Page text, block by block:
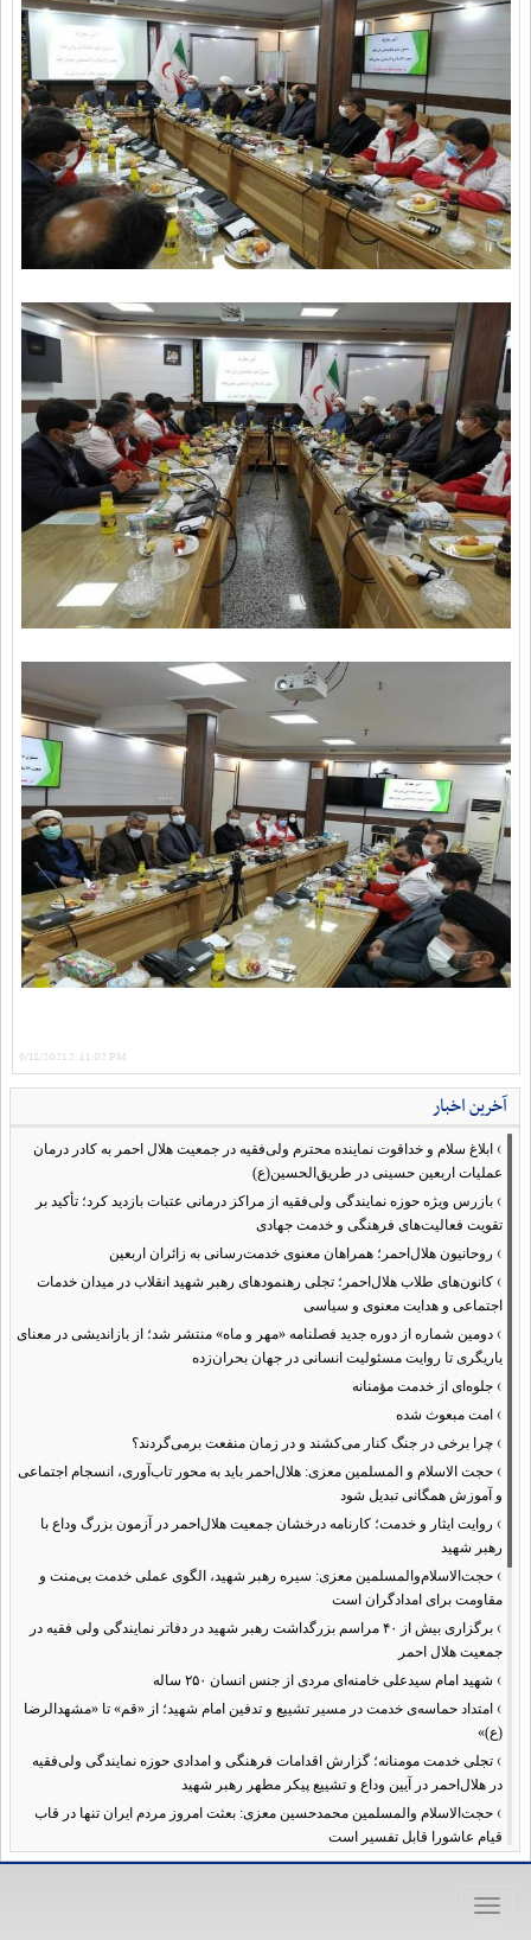
9/18/2021 2:41:02 PM
آخرین اخبار
› ابلاغ سلام و خداقوت نماینده محترم ولی‌فقیه در جمعیت هلال احمر به کادر درمان
عملیات اربعین حسینی در طریق‌الحسین(ع)
› بازرس ویژه حوزه نمایندگی ولی‌فقیه از مراکز درمانی عتبات بازدید کرد؛ تأکید بر
تقویت فعالیت‌های فرهنگی و خدمت جهادی
› روحانیون هلال‌احمر؛ همراهان معنوی خدمت‌رسانی به زائران اربعین
› کانون‌های طلاب هلال‌احمر؛ تجلی رهنمودهای رهبر شهید انقلاب در میدان خدمات
اجتماعی و هدایت معنوی و سیاسی
› دومین شماره از دوره جدید فصلنامه «مهر و ماه» منتشر شد؛ از بازاندیشی در معنای
یاریگری تا روایت مسئولیت انسانی در جهان بحران‌زده
› جلوه‌ای از خدمت مؤمنانه
› امت مبعوث شده
› چرا برخی در جنگ کنار می‌کشند و در زمان منفعت برمی‌گردند؟
› حجت الاسلام و المسلمین معزی: هلال‌احمر باید به محور تاب‌آوری، انسجام اجتماعی
و آموزش همگانی تبدیل شود
› روایت ایثار و خدمت؛ کارنامه درخشان جمعیت هلال‌احمر در آزمون بزرگ وداع با
رهبر شهید
› حجت‌الاسلام‌والمسلمین معزی: سیره رهبر شهید، الگوی عملی خدمت بی‌منت و
مقاومت برای امدادگران است
›
برگزاری بیش از ۴۰ مراسم بزرگداشت رهبر شهید در دفاتر نمایندگی ولی فقیه در
جمعیت هلال احمر
› شهید امام سیدعلی خامنه‌ای مردی از جنس انسان ۲۵۰ ساله
› امتداد حماسه‌ی خدمت در مسیر تشییع و تدفین امام شهید؛ از «قم» تا «مشهدالرضا
(ع)»
› تجلی خدمت مومنانه؛ گزارش اقدامات فرهنگی و امدادی حوزه نمایندگی ولی‌فقیه
در هلال‌احمر در آیین وداع و تشییع پیکر مطهر رهبر شهید
› حجت‌الاسلام والمسلمین محمدحسین معزی: بعثت امروز مردم ایران تنها در قاب
قیام عاشورا قابل تفسیر است
›آمادگی همه‌جانبه معاونت فرهنگی حوزه نمایندگی ولی‌فقیه هلال‌احمر برای
›طنین نوای حسینی در ساختمان صلح؛ ویژه‌برنامه‌های عزاداری دهه اول محرم در
Toggle